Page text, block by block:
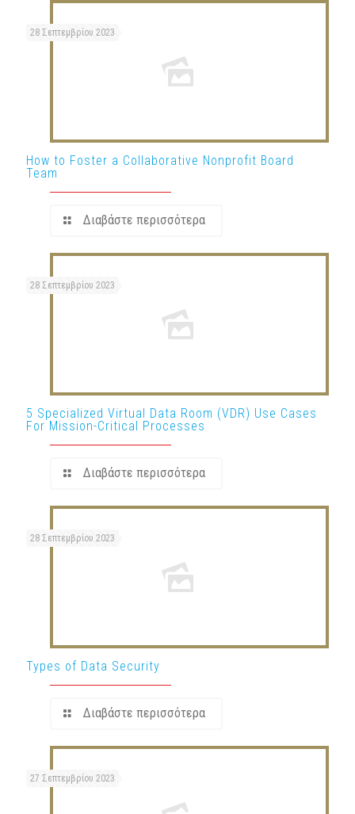
28 Σεπτεμβρίου 2023
How to Foster a Collaborative Nonprofit Board
Team
Διαβάστε περισσότερα
28 Σεπτεμβρίου 2023
5 Specialized Virtual Data Room (VDR) Use Cases
For Mission-Critical Processes
Διαβάστε περισσότερα
28 Σεπτεμβρίου 2023
Types of Data Security
Διαβάστε περισσότερα
27 Σεπτεμβρίου 2023